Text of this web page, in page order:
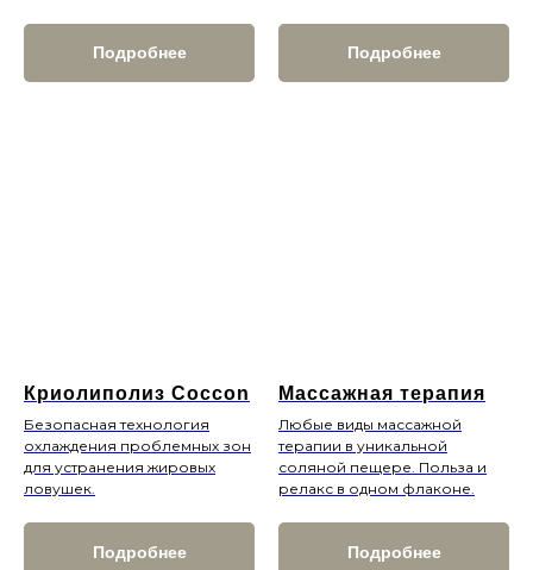
Подробнее Подробнее
Криолиполиз Coccon
Безопасная технология
охлаждения проблемных зон
для устранения жировых
ловушек.
Подробнее
Массажная терапия
Любые виды массажной
терапии в уникальной
соляной пещере. Польза и
релакс в одном флаконе.
Подробнее
Сертификаты